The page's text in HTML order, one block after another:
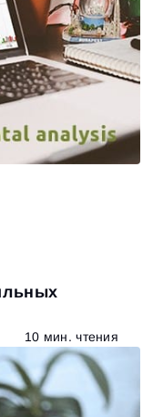
10 мин. чтения